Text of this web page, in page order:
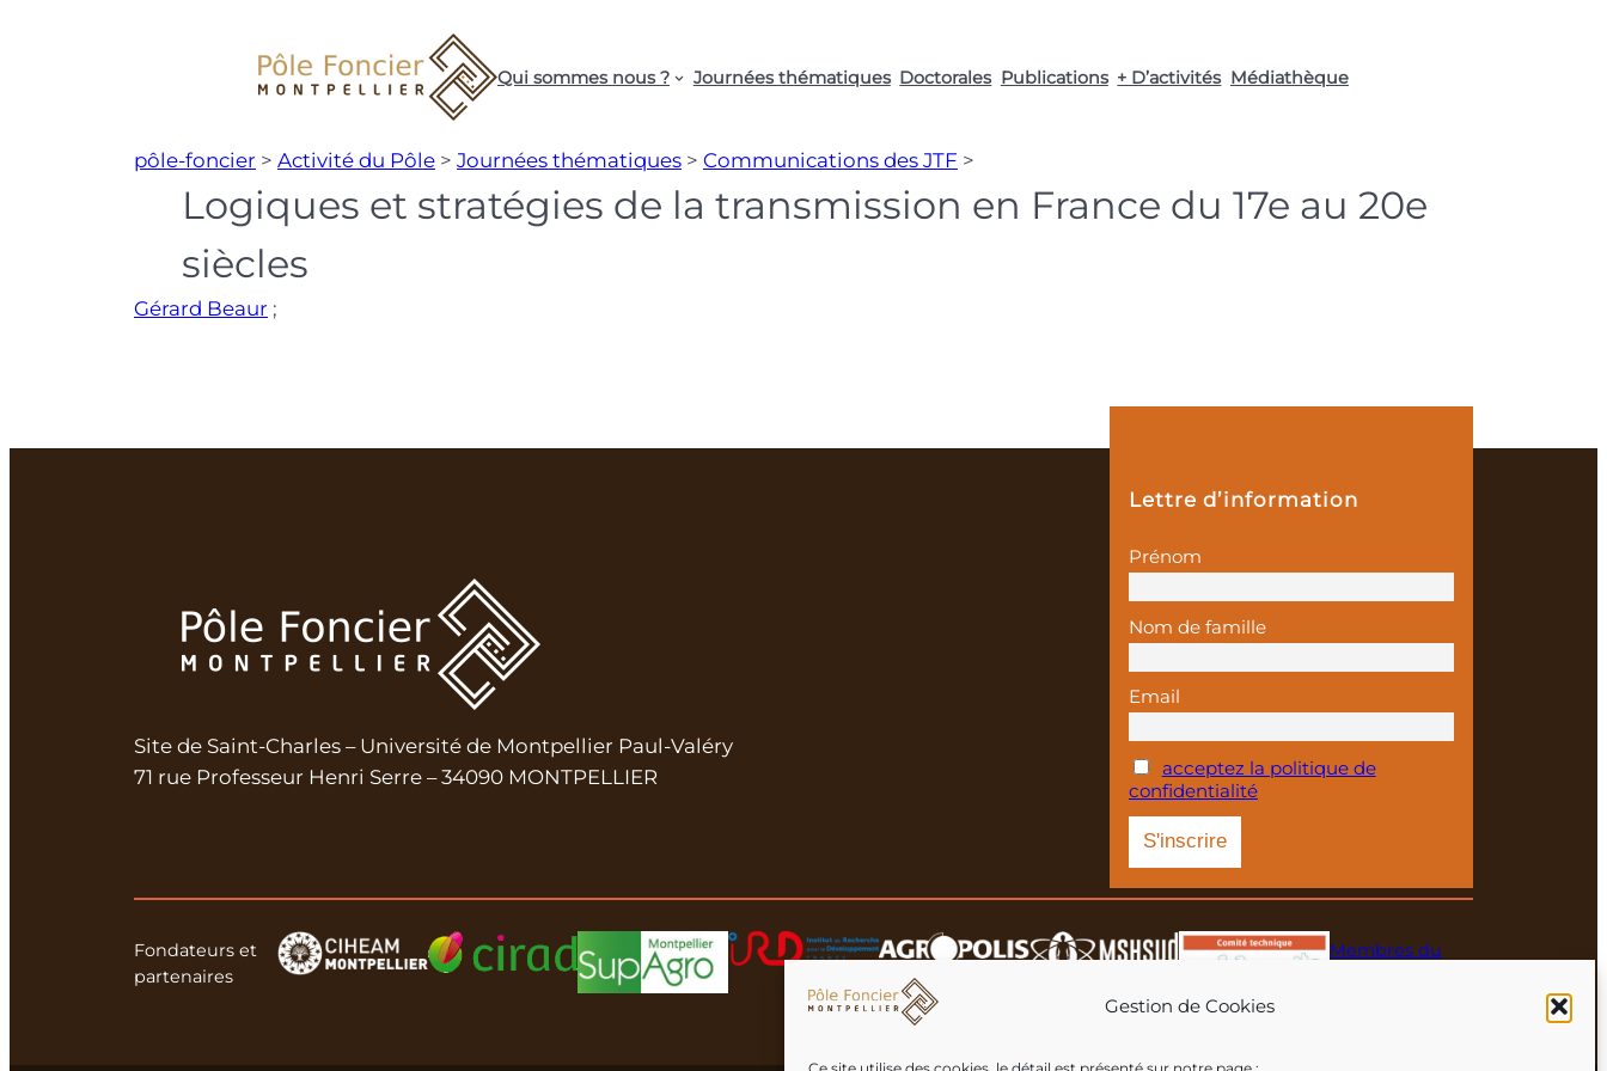
Gestion de Cookies
Qui sommes nous ? Journées thématiques Doctorales Publications + D’activités Médiathèque
pôle-foncier > Activité du Pôle > Journées thématiques > Communications des JTF >
Logiques et stratégies de la transmission en France du 17e au 20e
siècles
Gérard Beaur ;
Site de Saint-Charles – Université de Montpellier Paul-Valéry
71 rue Professeur Henri Serre – 34090 MONTPELLIER
Lettre d’information
Prénom
Nom de famille
Email
acceptez la politique de
confidentialité
Fondateurs et
partenaires
Membres du